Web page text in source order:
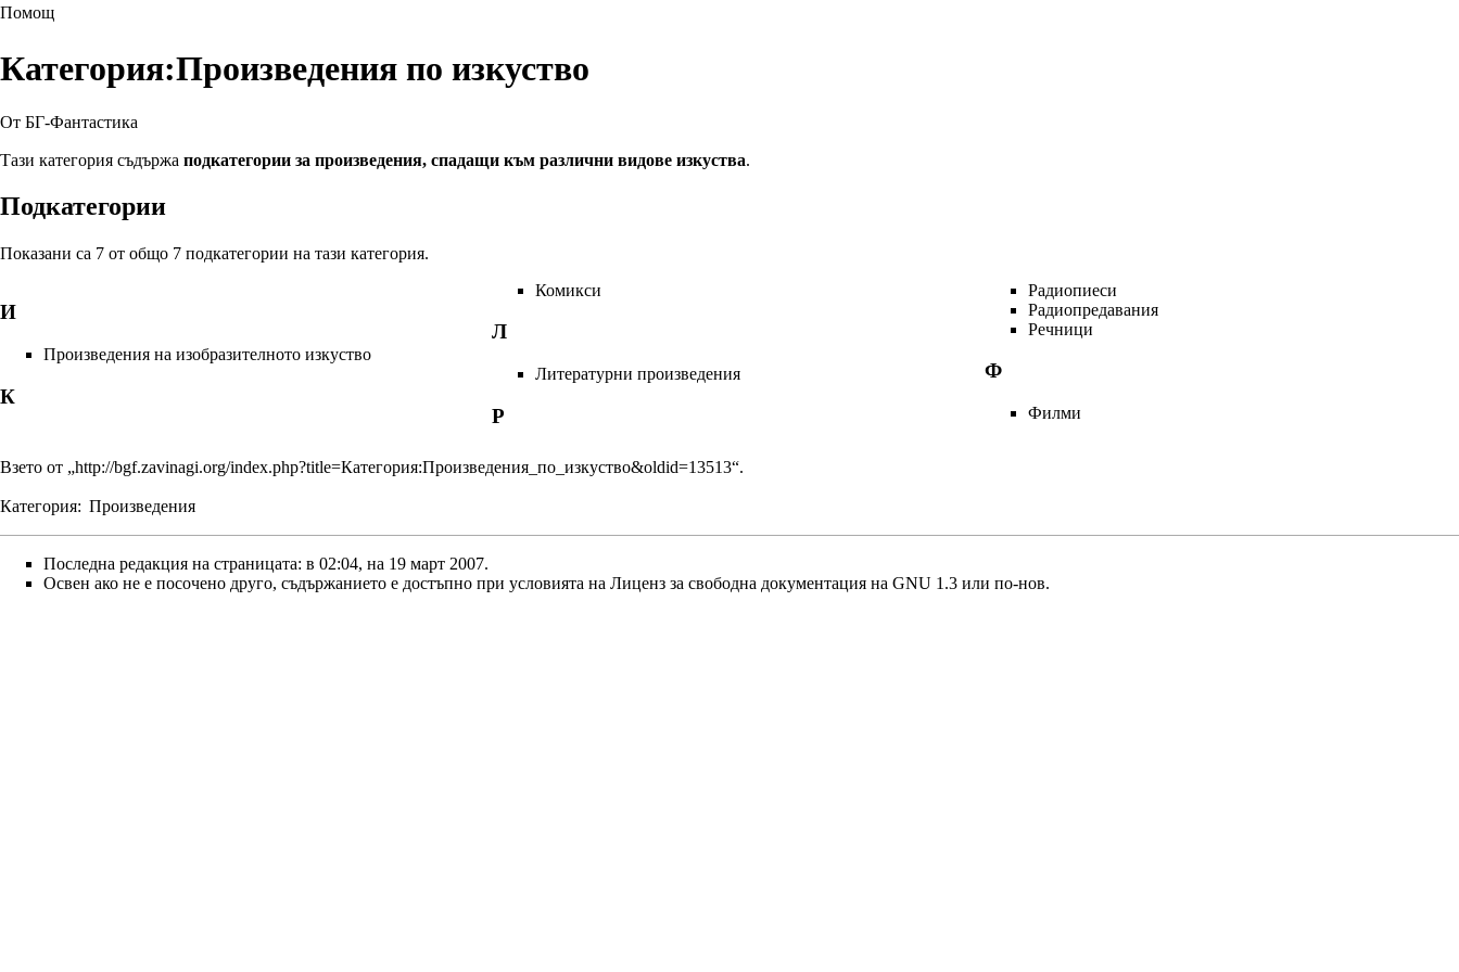
Помощ
Категория:Произведения по изкуство
От БГ-Фантастика
Тази категория съдържа подкатегории за произведения, спадащи към различни видове изкуства.
Подкатегории
Показани са 7 от общо 7 подкатегории на тази категория.
И
Произведения на изобразителното изкуство
К
Комикси
Л
Литературни произведения
Р
Радиопиеси
Радиопредавания
Речници
Ф
Филми
Взето от „http://bgf.zavinagi.org/index.php?title=Категория:Произведения_по_изкуство&oldid=13513“.
Категория: Произведения
Последна редакция на страницата: в 02:04, на 19 март 2007.
Освен ако не е посочено друго, съдържанието е достъпно при условията на Лиценз за свободна документация на GNU 1.3 или по-нов.